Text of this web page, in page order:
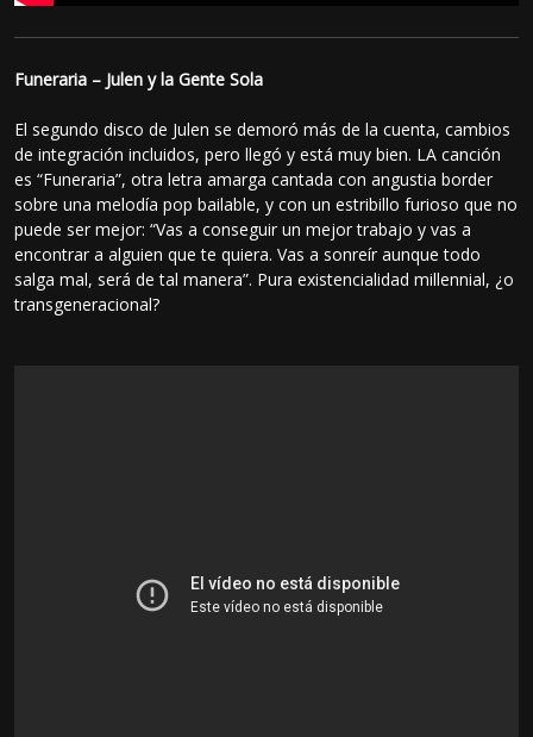
Funeraria – Julen y la Gente Sola
El segundo disco de Julen se demoró más de la cuenta, cambios
de integración incluidos, pero llegó y está muy bien. LA canción
es “Funeraria”, otra letra amarga cantada con angustia border
sobre una melodía pop bailable, y con un estribillo furioso que no
puede ser mejor: “Vas a conseguir un mejor trabajo y vas a
encontrar a alguien que te quiera. Vas a sonreír aunque todo
salga mal, será de tal manera”. Pura existencialidad millennial, ¿o
transgeneracional?